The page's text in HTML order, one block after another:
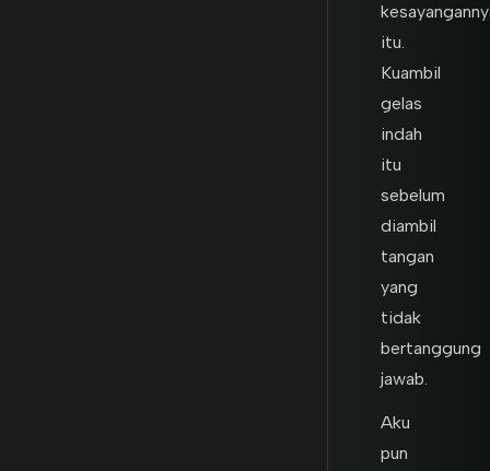
itu.
Kuambil
gelas
indah
itu
sebelum
diambil
tangan
yang
tidak
bertanggung
jawab.
Aku
pun